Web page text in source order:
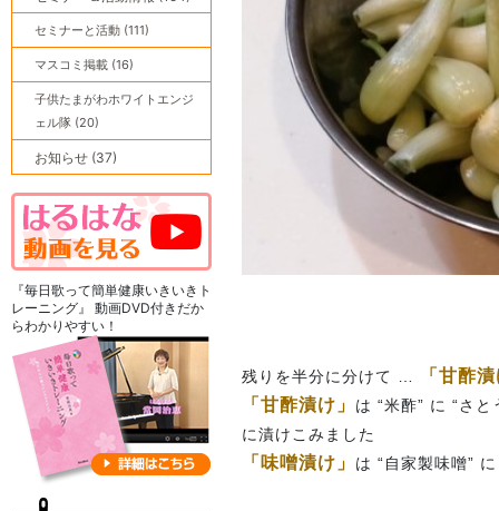
残りを半分に分けて …
「甘酢
「甘酢漬け」 は “米酢” に “さ
に漬けこみました
「味噌漬け」 は “自家製味噌”
セミナーと活動 (111)
マスコミ掲載 (16)
子供たまがわホワイトエンジ
ェル隊 (20)
お知らせ (37)
『毎日歌って簡単健康いきいきト
レーニング』 動画DVD付きだか
らわかりやすい！